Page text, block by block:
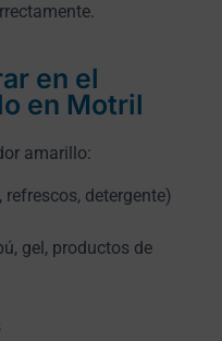
en el
en Motril
amarillo:
detergente)
gel, productos de